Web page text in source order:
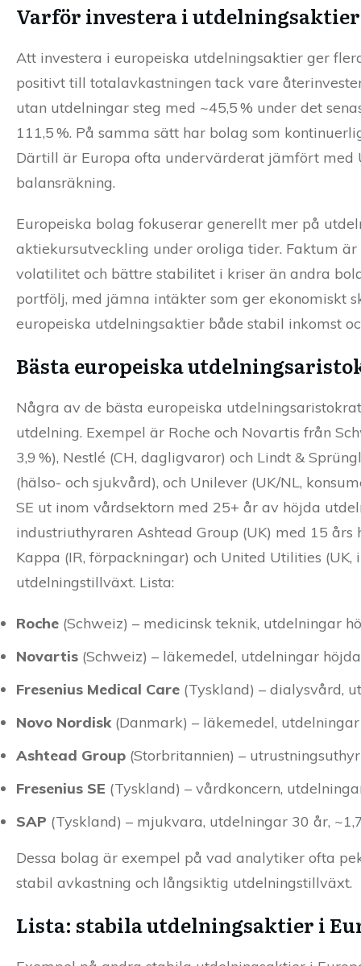
Varför investera i utdelningsaktier
Att investera i europeiska utdelningsaktier ger
positivt till totalavkastningen tack vare
utan utdelningar steg med ~45,5 % under det
111,5 %. På samma sätt har bolag som
Därtill är Europa ofta undervärderat jämfört med
balansräkning.
Europeiska bolag fokuserar generellt mer på
aktiekursutveckling under oroliga tider. Faktum
volatilitet och bättre stabilitet i kriser än andra
portfölj, med jämna intäkter som ger ekonomiskt
europeiska utdelningsaktier både stabil inkomst
Bästa europeiska
Några av de bästa europeiska
utdelning. Exempel är Roche och Novartis från
3,9 %), Nestlé (CH, dagligvaror) och Lindt &
(hälso- och sjukvård), och Unilever (UK/NL,
SE ut inom vårdsektorn med 25+ år av höjda
industriuthyraren Ashtead Group (UK) med 15
Kappa (IR, förpackningar) och United Utilities
utdelningstillväxt. Lista:
Roche (Schweiz) – medicinsk teknik, utdelningar
Novartis (Schweiz) – läkemedel, utdelningar
Fresenius Medical Care (Tyskland) – dialysvård,
Novo Nordisk (Danmark) – läkemedel,
Ashtead Group (Storbritannien) –
Fresenius SE (Tyskland) – vårdkoncern,
SAP (Tyskland) – mjukvara, utdelningar 30 år,
Dessa bolag är exempel på vad analytiker ofta
stabil avkastning och långsiktig utdelningstillväxt.
Lista: stabila utdelningsaktier i